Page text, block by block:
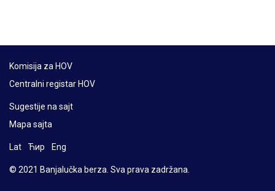
Komisija za HOV
Centralni registar HOV
Sugestije na sajt
Mapa sajta
Lat Ћир Eng
© 2021 Banjalučka berza. Sva prava zadržana.